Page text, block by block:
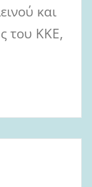
και
του ΚΚΕ,